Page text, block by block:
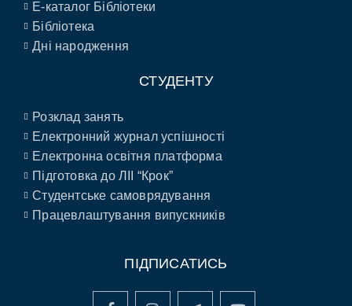
E-каталог Бібліотеки
Бібліотека
Дні народження
СТУДЕНТУ
Розклад занять
Електронний журнал успішності
Електронна освітня платформа
Підготовка до ЛІІ “Крок”
Студентське самоврядування
Працевлаштування випускників
ПІДПИСАТИСЬ